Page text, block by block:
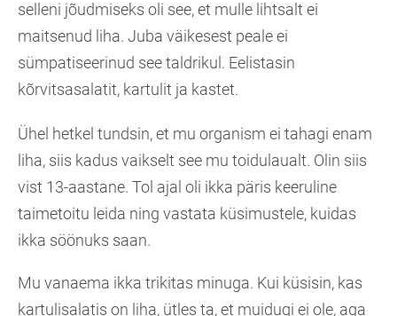
selleni jõudmiseks oli see, et mulle lihtsalt ei
maitsenud liha. Juba väikesest peale ei
sümpatiseerinud see taldrikul. Eelistasin
kõrvitsasalatit, kartulit ja kastet.
Ühel hetkel tundsin, et mu organism ei tahagi enam
liha, siis kadus vaikselt see mu toidulaualt. Olin siis
vist 13-aastane. Tol ajal oli ikka päris keeruline
taimetoitu leida ning vastata küsimustele, kuidas
ikka söönuks saan.
Mu vanaema ikka trikitas minuga. Kui küsisin, kas
kartulisalatis on liha, ütles ta, et muidugi ei ole, aga